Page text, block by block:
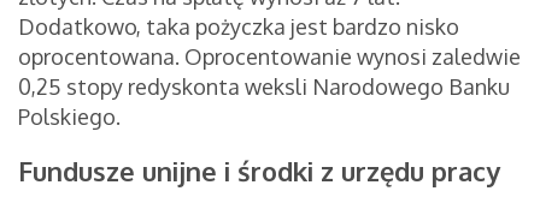
Dodatkowo, taka pożyczka jest bardzo nisko
oprocentowana. Oprocentowanie wynosi zaledwie
0,25 stopy redyskonta weksli Narodowego Banku
Polskiego.
Fundusze unijne i środki z urzędu pracy